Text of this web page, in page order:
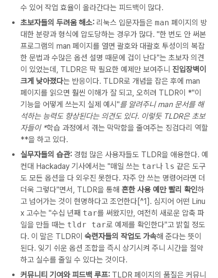
수 있어 작업 효율이 올라간다는 피드백이 많다.
초보자들의 두려움 해소: 리눅스 입문자들은 man 페이지의 방
대한 분량과 형식에 압도당하는 경우가 많다. "한 번도 안 써본
프로그램의 man 페이지를 열면 괄호와 대괄호 투성이의 복잡
한 문법과 수많은 옵션 설명 때문에 겁이 난다"는 초보자 의견
이 있었는데, TLDR은 딱 필요한 예제만 보여주니 진입장벽이
크게 낮아졌다는 반응이다. TLDR로 개념을 잡은 후에 man
페이지를 읽으면 훨씬 이해가 잘 되고, 오히려 TLDR이 *"이
기능을 어떻게 쓰는지 실제 예시"를 알려주니 man 문서를 해
석하는 능력도 향상된다는 의견도 있다. 이렇듯 TLDR은 초보
자들이 *학습 과정에서 겪는 막막함을 줄여주는 징검다리 역할
**을 하고 있다.
실무자들의 습관: 경험 많은 사용자들도 TLDR을 애용한다. 예
컨대 Hackaday 기사에서는 "매일 쓰는 tar나 ls 같은 도구
도 모든 옵션을 다 외우진 못한다. 자주 안 쓰는 명령어라면 더
더욱 그렇다"면서, TLDR을 통해 흔한 사용 예만 빨리 확인하
고 넘어가는 것이 현명하다고 조언한다[^1]. 심지어 어떤 Linu
x 고수는 "수십 년째 tar를 써왔지만, 여전히 새로운 압축 파
일을 만들 때는 tldr tar로 예제를 확인한다"고 밝힐 정도
다. 이 말은 TLDR이 숙련자들의 작업도 가속해 준다는 뜻이
된다. 잊기 쉬운 옵션 조합을 즉시 상기시켜 주니 시간을 절약
하고 실수를 줄일 수 있다는 것이다.
커뮤니티 기여와 피드백 루프: TLDR 페이지의 품질은 커뮤니